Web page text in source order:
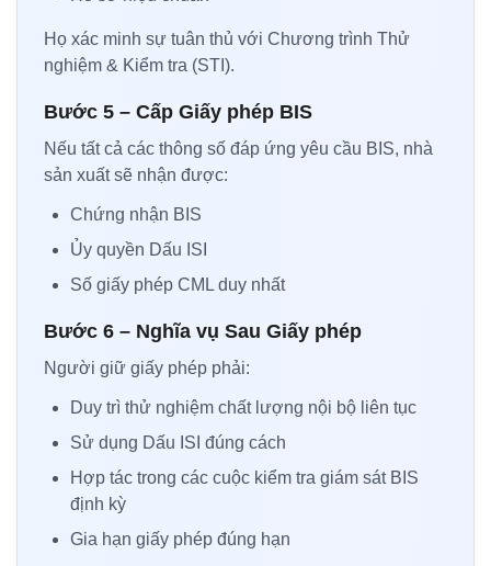
Họ xác minh sự tuân thủ với Chương trình Thử
nghiệm & Kiểm tra (STI).
Bước 5 – Cấp Giấy phép BIS
Nếu tất cả các thông số đáp ứng yêu cầu BIS, nhà
sản xuất sẽ nhận được:
Chứng nhận BIS
Ủy quyền Dấu ISI
Số giấy phép CML duy nhất
Bước 6 – Nghĩa vụ Sau Giấy phép
Người giữ giấy phép phải:
Duy trì thử nghiệm chất lượng nội bộ liên tục
Sử dụng Dấu ISI đúng cách
Hợp tác trong các cuộc kiểm tra giám sát BIS
định kỳ
Gia hạn giấy phép đúng hạn